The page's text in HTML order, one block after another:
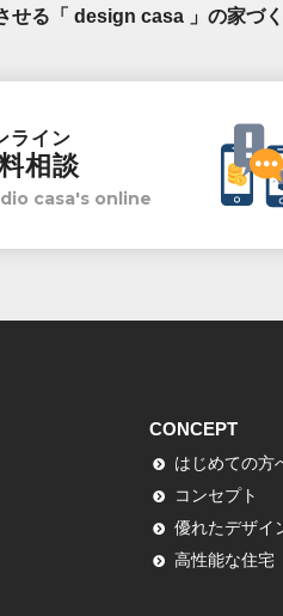
せる「 design casa 」の家づく
ライン
相談
casa's online
CONCEPT
はじめての方
コンセプト
優れたデザイ
高性能な住宅